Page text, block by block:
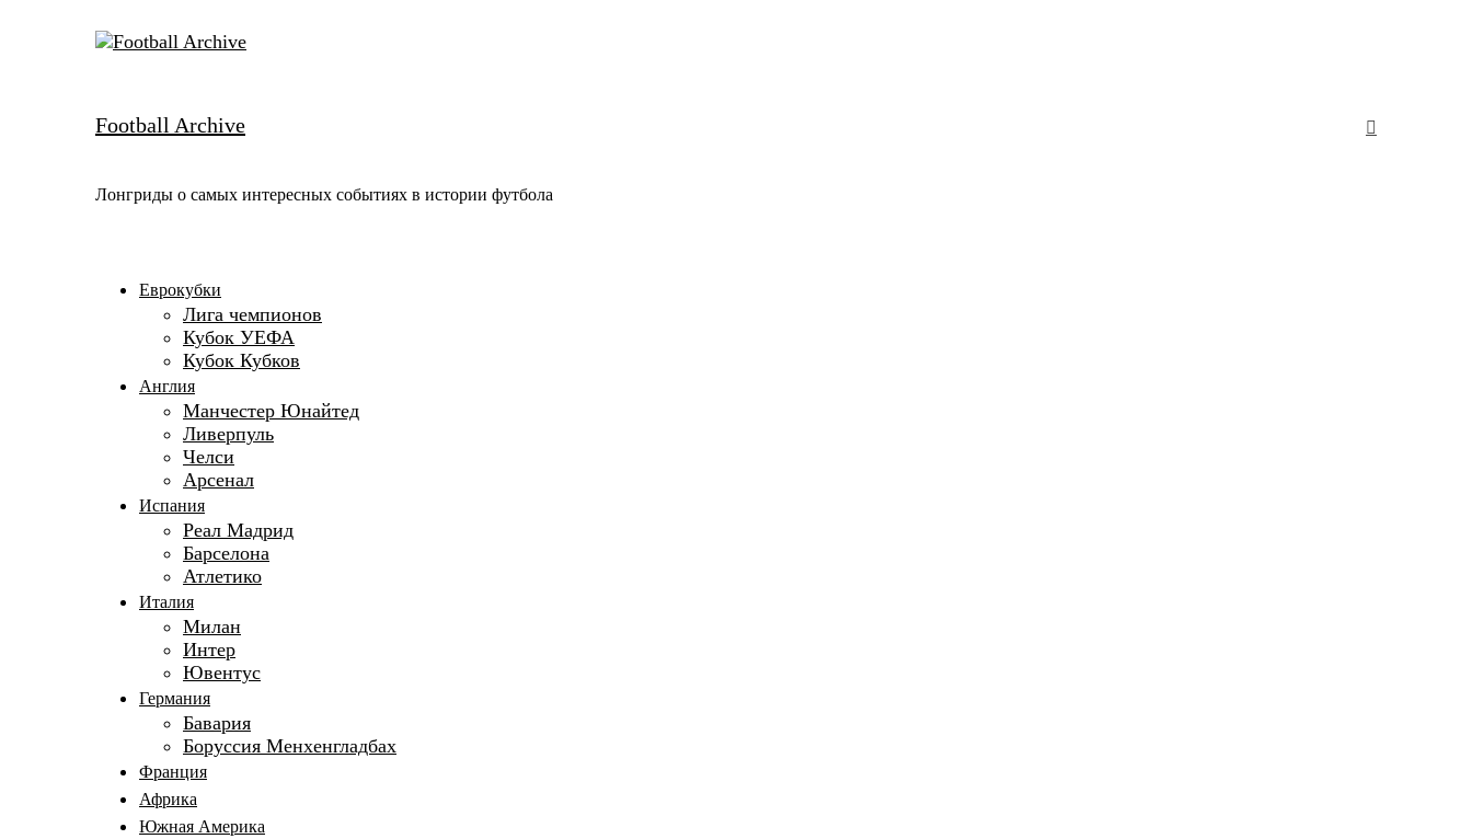
Football Archive
Лонгриды о самых интересных событиях в истории футбола
Еврокубки
Лига чемпионов
Кубок УЕФА
Кубок Кубков
Англия
Манчестер Юнайтед
Ливерпуль
Челси
Арсенал
Испания
Реал Мадрид
Барселона
Атлетико
Италия
Милан
Интер
Ювентус
Германия
Бавария
Боруссия Менхенгладбах
Франция
Африка
Южная Америка